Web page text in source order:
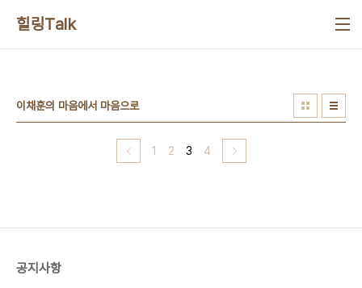
힐링Talk
이채훈의 마음에서 마음으로
1 2 3 4
공지사항